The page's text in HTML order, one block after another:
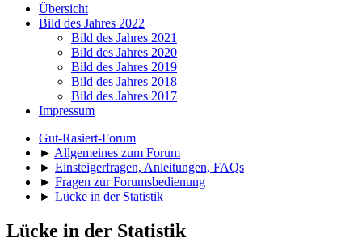
Übersicht
Bild des Jahres 2022
Bild des Jahres 2021
Bild des Jahres 2020
Bild des Jahres 2019
Bild des Jahres 2018
Bild des Jahres 2017
Impressum
Gut-Rasiert-Forum
► Allgemeines zum Forum
► Einsteigerfragen, Anleitungen, FAQs
► Fragen zur Forumsbedienung
► Lücke in der Statistik
Lücke in der Statistik